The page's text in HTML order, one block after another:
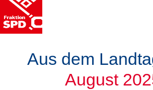
Aus dem
August